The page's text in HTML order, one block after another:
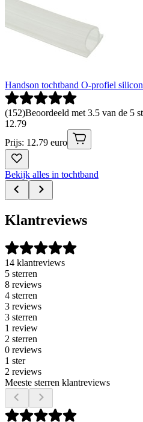
Handson tochtband O-profiel
(152)Beoordeeld met 3.5 van de 5
12.79
Prijs: 12.79 euro
Bekijk alles in tochtband
Klantreviews
14 klantreviews
5 sterren
8 reviews
4 sterren
3 reviews
3 sterren
1 review
2 sterren
0 reviews
1 ster
2 reviews
Meeste sterren klantreviews